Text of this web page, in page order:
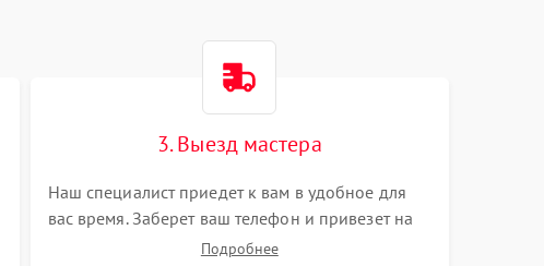
3. Выезд мастера
Наш специалист приедет к вам в удобное для
вас время. Заберет ваш телефон и привезет на
склад для диагностики.Подробнее